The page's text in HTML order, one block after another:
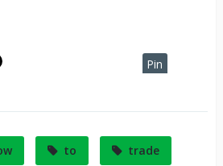
Pin
to trade